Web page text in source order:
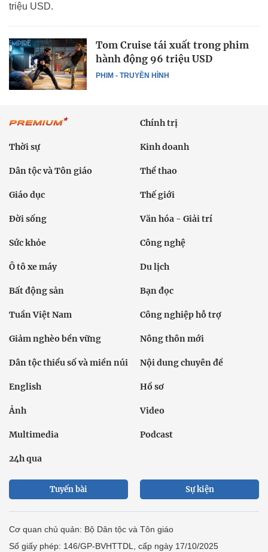
triệu USD.
PHIM - TRUYỀN HÌNH
Tom Cruise tái xuất trong phim
hành động 96 triệu USD
Chính trị
Thời sự Kinh doanh
Dân tộc và Tôn giáo Thể thao
Giáo dục Thế giới
Đời sống Văn hóa - Giải trí
Sức khỏe Công nghệ
Ô tô xe máy Du lịch
Bất động sản Bạn đọc
Tuần Việt Nam Công nghiệp hỗ trợ
Giảm nghèo bền vững Nông thôn mới
Dân tộc thiểu số và miền núi Nội dung chuyên đề
English Hồ sơ
Ảnh Video
Multimedia Podcast
24h qua
Tuyến bài Sự kiện
Cơ quan chủ quản: Bộ Dân tộc và Tôn giáo
Số giấy phép: 146/GP-BVHTTDL, cấp ngày 17/10/2025